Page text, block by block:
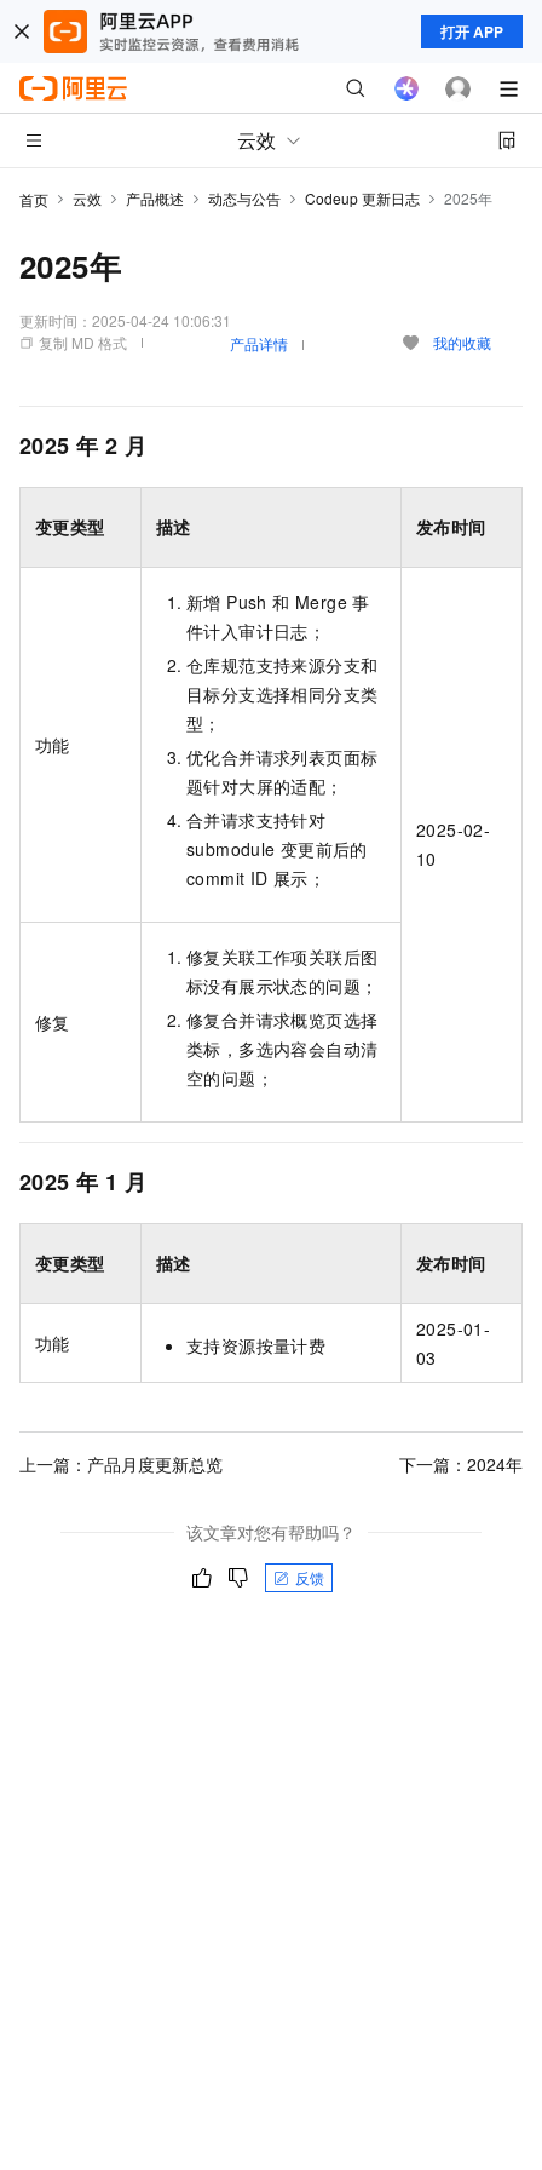
打开 APP
云效
首页 云效 产品概述 动态与公告 Codeup 更新日志 2025年
2025年
更新时间： 2025-04-24 10:06:31
复制 MD 格式
产品详情 我的收藏
2025 年 2 月
变更类型 描述 发布时间
功能
新增 Push 和 Merge 事
件计入审计日志；
仓库规范支持来源分支和
目标分支选择相同分支类
型；
优化合并请求列表页面标
题针对大屏的适配；
合并请求支持针对
submodule 变更前后的
commit ID 展示；
2025-02-
10
修复
修复关联工作项关联后图
标没有展示状态的问题；
修复合并请求概览页选择
类标，多选内容会自动清
空的问题；
2025 年 1 月
变更类型 描述 发布时间
功能 支持资源按量计费
2025-01-
03
上一篇： 产品月度更新总览 下一篇： 2024年
该文章对您有帮助吗？
反馈